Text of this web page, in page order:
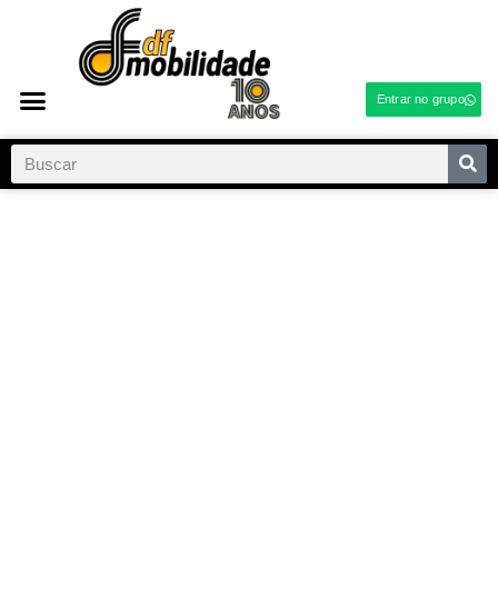
Entrar no grupo